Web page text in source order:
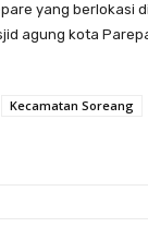
yang berlokasi
agung kota
Kecamatan Soreang